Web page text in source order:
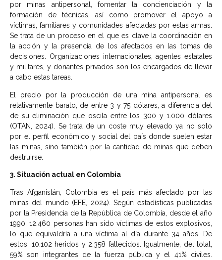
por minas antipersonal, fomentar la concienciación y la
formación de técnicas, así como promover el apoyo a
víctimas, familiares y comunidades afectadas por estas armas.
Se trata de un proceso en el que es clave la coordinación en
la acción y la presencia de los afectados en las tomas de
decisiones. Organizaciones internacionales, agentes estatales
y militares, y donantes privados son los encargados de llevar
a cabo estas tareas.
El precio por la producción de una mina antipersonal es
relativamente barato, de entre 3 y 75 dólares, a diferencia del
de su eliminación que oscila entre los 300 y 1.000 dólares
(OTAN, 2024). Se trata de un coste muy elevado ya no solo
por el perfil económico y social del país donde suelen estar
las minas, sino también por la cantidad de minas que deben
destruirse.
3. Situación actual en Colombia
Tras Afganistán, Colombia es el país más afectado por las
minas del mundo (EFE, 2024). Según estadísticas publicadas
por la Presidencia de la República de Colombia, desde el año
1990, 12.460 personas han sido víctimas de estos explosivos,
lo que equivaldría a una víctima al día durante 34 años. De
estos, 10.102 heridos y 2.358 fallecidos. Igualmente, del total,
59% son integrantes de la fuerza pública y el 41% civiles.